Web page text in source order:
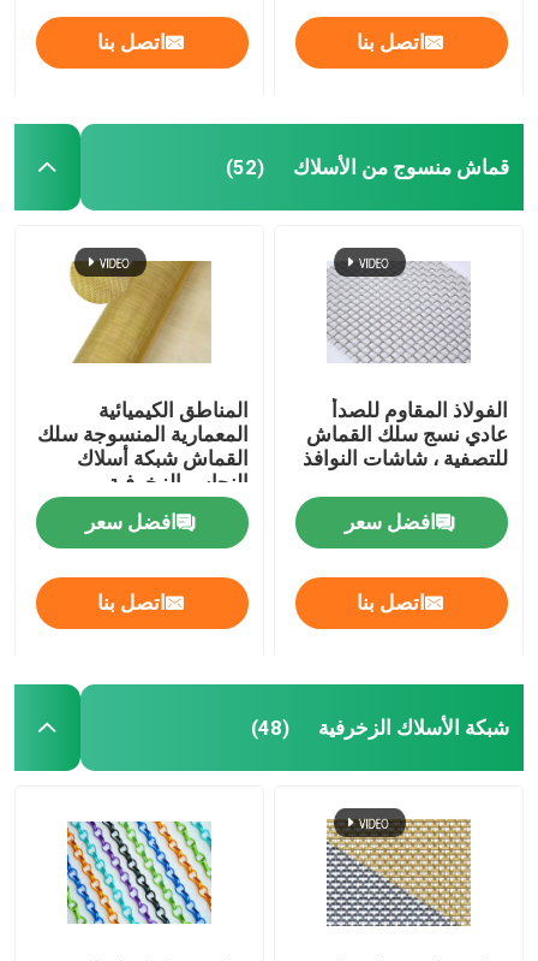
اتصل بنا اتصل بنا
قماش منسوج من الأسلاك (52)
الفولاذ المقاوم للصدأ
عادي نسج سلك القماش
للتصفية ، شاشات النوافذ
افضل سعر
اتصل بنا
المناطق الكيميائية
المعمارية المنسوجة سلك
القماش شبكة أسلاك
النحاس الزخرفية
افضل سعر
اتصل بنا
شبكة الأسلاك الزخرفية (48)